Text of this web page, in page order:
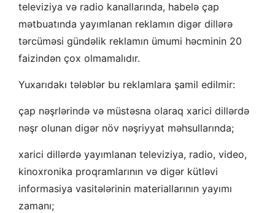
televiziya və radio kanallarında, habelə çap
mətbuatında yayımlanan reklamın digər dillərə
tərcüməsi gündəlik reklamın ümumi həcminin 20
faizindən çox olmamalıdır.
Yuxarıdakı tələblər bu reklamlara şamil edilmir:
çap nəşrlərində və müstəsna olaraq xarici dillərdə
nəşr olunan digər növ nəşriyyat məhsullarında;
xarici dillərdə yayımlanan televiziya, radio, video,
kinoxronika proqramlarının və digər kütləvi
informasiya vasitələrinin materiallarının yayımı
zamanı;